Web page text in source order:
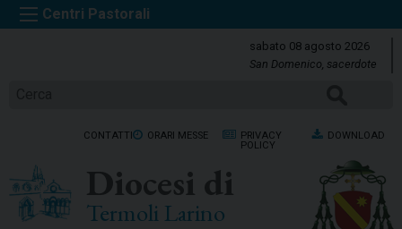
k
sabato 08 agosto 2026
San Domenico, sacerdote
CONTATTI ORARI MESSE
PRIVACY
POLICY
DOWNLOAD
Diocesi di
Termoli Larino